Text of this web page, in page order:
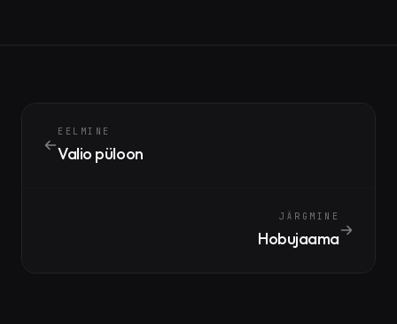
EELMINE
Valio püloon
JÄRGMINE
Hobujaama